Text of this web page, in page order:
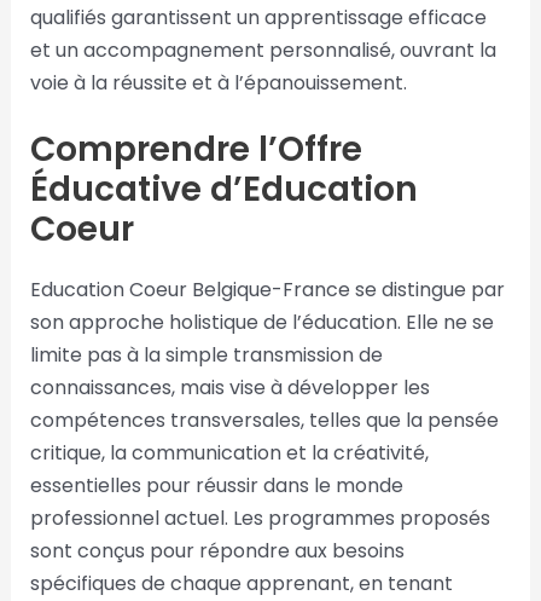
qualifiés garantissent un apprentissage efficace
et un accompagnement personnalisé, ouvrant la
voie à la réussite et à l’épanouissement.
Comprendre l’Offre
Éducative d’Education
Coeur
Education Coeur Belgique-France se distingue par
son approche holistique de l’éducation. Elle ne se
limite pas à la simple transmission de
connaissances, mais vise à développer les
compétences transversales, telles que la pensée
critique, la communication et la créativité,
essentielles pour réussir dans le monde
professionnel actuel. Les programmes proposés
sont conçus pour répondre aux besoins
spécifiques de chaque apprenant, en tenant